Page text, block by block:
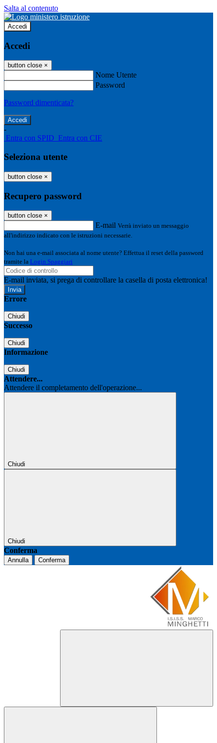
Salta al contenuto
Accedi
Accedi
button close ×
Nome Utente
Password
Password dimenticata?
-
Entra con SPID Entra con CIE
Seleziona utente
button close ×
Recupero password
button close ×
E-mail Verrà inviato un messaggio
all'indirizzo indicato con le istruzioni necessarie.
Non hai una e-mail associata al nome utente? Effettua il reset della password
tramite la Login Spaggiari
E-mail inviata, si prega di controllare la casella di posta elettronica!
Errore
Chiudi
Successo
Chiudi
Informazione
Chiudi
Attendere...
Attendere il completamento dell'operazione...
Chiudi
Chiudi
Conferma
Annulla Conferma